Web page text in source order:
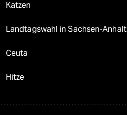
Katzen
Landtagswahl in Sachsen-Anhalt
Ceuta
Hitze